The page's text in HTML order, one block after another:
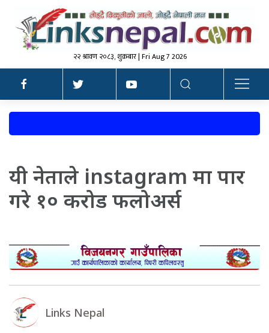
२२ श्रावण २०८३, शुक्रबार | Fri Aug 7 2026
यी नेताले instagram मा पार
गरे १० करोड फलोअर्स
Links Nepal